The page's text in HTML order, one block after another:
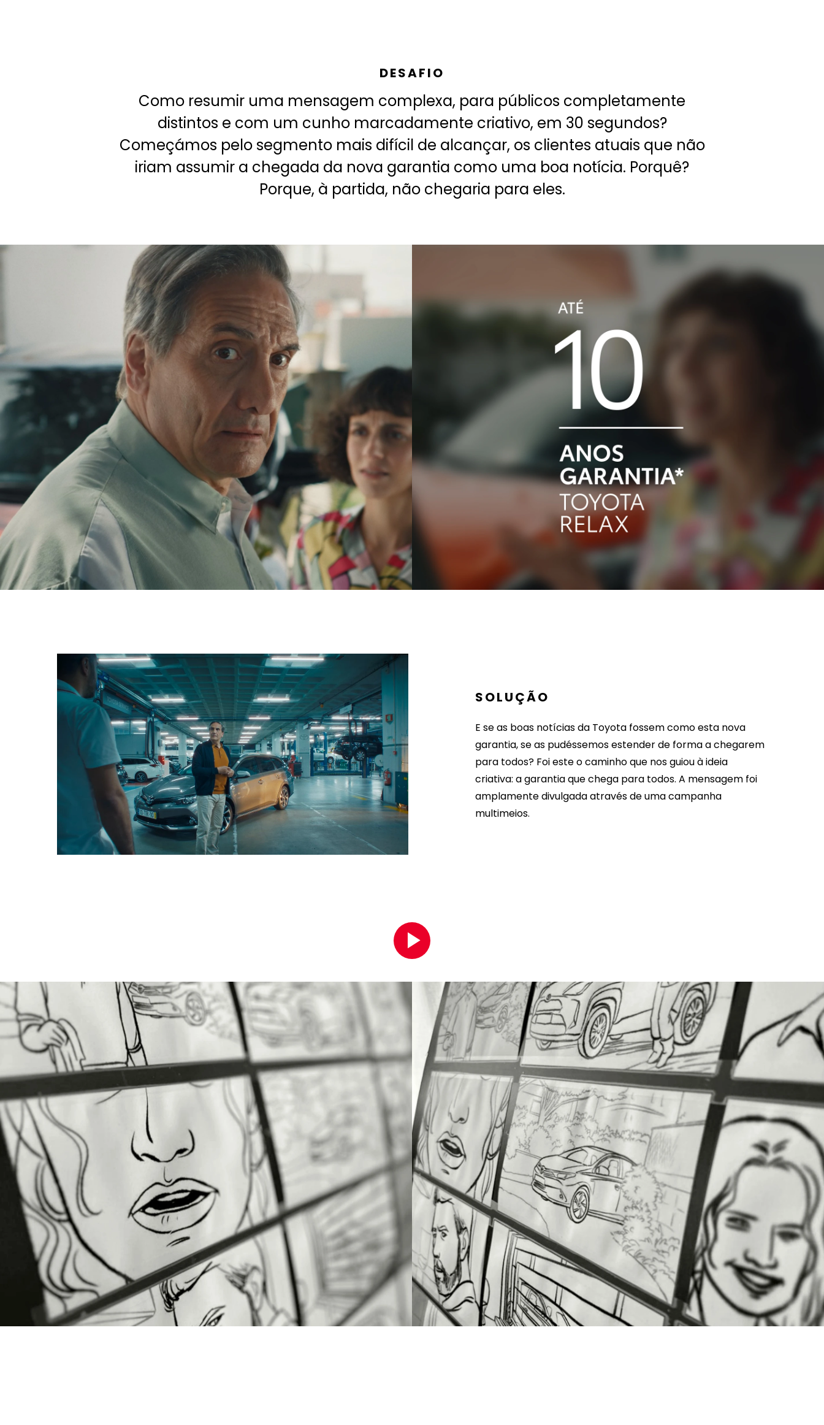
DESAFIO
Como resumir uma mensagem complexa, para públicos completamente
distintos e com um cunho marcadamente criativo, em 30 segundos?
Começámos pelo segmento mais difícil de alcançar, os clientes atuais que não
iriam assumir a chegada da nova garantia como uma boa notícia. Porquê?
Porque, à partida, não chegaria para eles.
SOLUÇÃO
E se as boas notícias da Toyota fossem como esta nova
garantia, se as pudéssemos estender de forma a chegarem
para todos? Foi este o caminho que nos guiou à ideia
criativa: a garantia que chega para todos. A mensagem foi
amplamente divulgada através de uma campanha
multimeios.
Play
Video